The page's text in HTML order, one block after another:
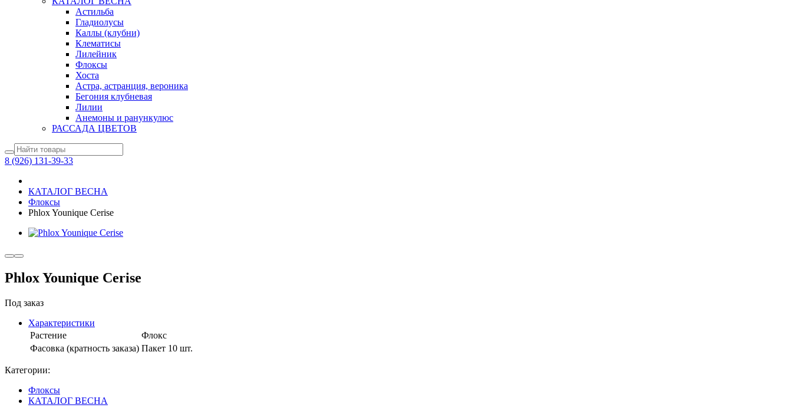
Астильба
Гладиолусы
Каллы (клубни)
Клематисы
Лилейник
Флоксы
Хоста
Астра, астранция, вероника
Бегония клубневая
Лилии
Анемоны и ранункулюс
РАССАДА ЦВЕТОВ
8 (926) 131-39-33
КАТАЛОГ ВЕСНА
Флоксы
Phlox Younique Cerise
Phlox Younique Cerise
Под заказ
Характеристики
Растение
Флокс
Фасовка (кратность заказа) Пакет 10 шт.
Категории:
Флоксы
КАТАЛОГ ВЕСНА